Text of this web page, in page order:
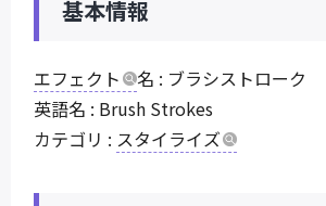
基本情報
エフェクト
名 : ブラシストローク
英語名 : Brush Strokes
カテゴリ : スタイライズ